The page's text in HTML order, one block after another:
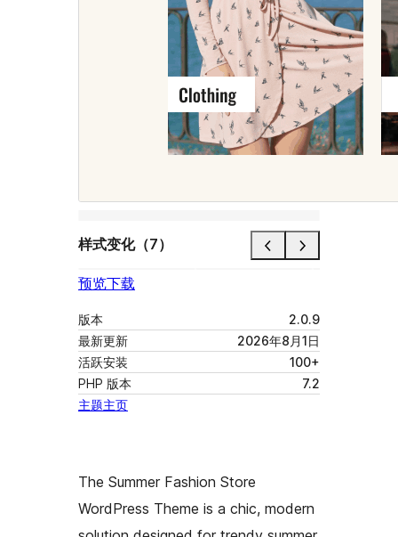
样式变化（7）
预览下载
版本
2.0.9
最新更新
2026年8月1日
活跃安装
100+
PHP 版本
7.2
主题主页
The Summer Fashion Store
WordPress Theme is a chic, modern